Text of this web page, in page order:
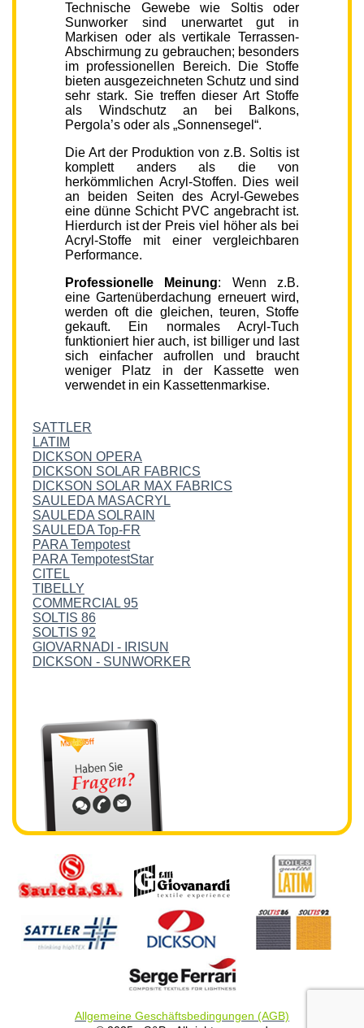
Technische Gewebe wie Soltis oder
Sunworker sind unerwartet gut in
Markisen oder als vertikale Terrassen-
Abschirmung zu gebrauchen; besonders
im professionellen Bereich. Die Stoffe
bieten ausgezeichneten Schutz und sind
sehr stark. Sie treffen dieser Art Stoffe
als Windschutz an bei Balkons,
Pergola’s oder als „Sonnensegel“.
Die Art der Produktion von z.B. Soltis ist
komplett anders als die von
herkömmlichen Acryl-Stoffen. Dies weil
an beiden Seiten des Acryl-Gewebes
eine dünne Schicht PVC angebracht ist.
Hierdurch ist der Preis viel höher als bei
Acryl-Stoffe mit einer vergleichbaren
Performance.
Professionelle Meinung: Wenn z.B.
eine Gartenüberdachung erneuert wird,
werden oft die gleichen, teuren, Stoffe
gekauft. Ein normales Acryl-Tuch
funktioniert hier auch, ist billiger und last
sich einfacher aufrollen und braucht
weniger Platz in der Kassette wen
verwendet in ein Kassettenmarkise.
SATTLER
LATIM
DICKSON OPERA
DICKSON SOLAR FABRICS
DICKSON SOLAR MAX FABRICS
SAULEDA MASACRYL
SAULEDA SOLRAIN
SAULEDA Top-FR
PARA Tempotest
PARA TempotestStar
CITEL
TIBELLY
COMMERCIAL 95
SOLTIS 86
SOLTIS 92
GIOVARNADI - IRISUN
DICKSON - SUNWORKER
Allgemeine Geschäftsbedingungen (AGB)